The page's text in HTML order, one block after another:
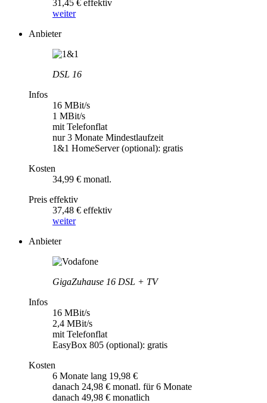
31,45 € effektiv
weiter
Anbieter
DSL 16
Infos
16 MBit/s
1 MBit/s
mit Telefonflat
nur 3 Monate Mindestlaufzeit
1&1 HomeServer (optional): gratis
Kosten
34,99 € monatl.
Preis effektiv
37,48 € effektiv
weiter
Anbieter
GigaZuhause 16 DSL + TV
Infos
16 MBit/s
2,4 MBit/s
mit Telefonflat
EasyBox 805 (optional): gratis
Kosten
6 Monate lang 19,98 €
danach 24,98 € monatl. für 6 Monate
danach 49,98 € monatlich